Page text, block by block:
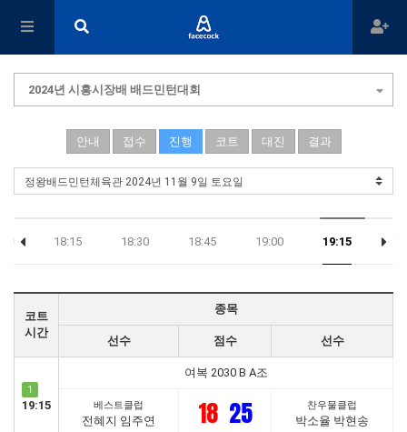
2024년 시흥시장배 배드민턴대회
안내 접수 진행 코트 대진 결과
18:15 18:30 18:45 19:00 19:15
코트
시간
종목
선수 점수 선수
1
19:15
여복 2030 B A조
베스트클럽
전혜지 임주연 18 25 찬우물클럽
박소율 박현송